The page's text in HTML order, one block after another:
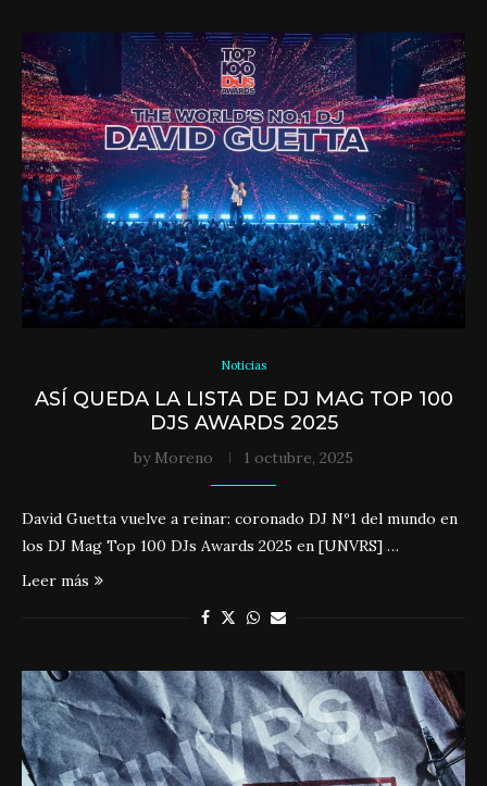
Noticias
ASÍ QUEDA LA LISTA DE DJ MAG TOP 100
DJS AWARDS 2025
by Moreno 1 octubre, 2025
David Guetta vuelve a reinar: coronado DJ Nº1 del mundo en
los DJ Mag Top 100 DJs Awards 2025 en [UNVRS] …
Leer más